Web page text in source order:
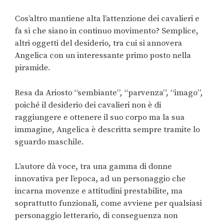
Cos’altro mantiene alta l’attenzione dei cavalieri e
fa sì che siano in continuo movimento? Semplice,
altri oggetti del desiderio, tra cui si annovera
Angelica con un interessante primo posto nella
piramide.
Resa da Ariosto “sembiante”, “parvenza”, “imago”,
poiché il desiderio dei cavalieri non è di
raggiungere e ottenere il suo corpo ma la sua
immagine, Angelica è descritta sempre tramite lo
sguardo maschile.
L’autore dà voce, tra una gamma di donne
innovativa per l’epoca, ad un personaggio che
incarna movenze e attitudini prestabilite, ma
soprattutto funzionali, come avviene per qualsiasi
personaggio letterario, di conseguenza non